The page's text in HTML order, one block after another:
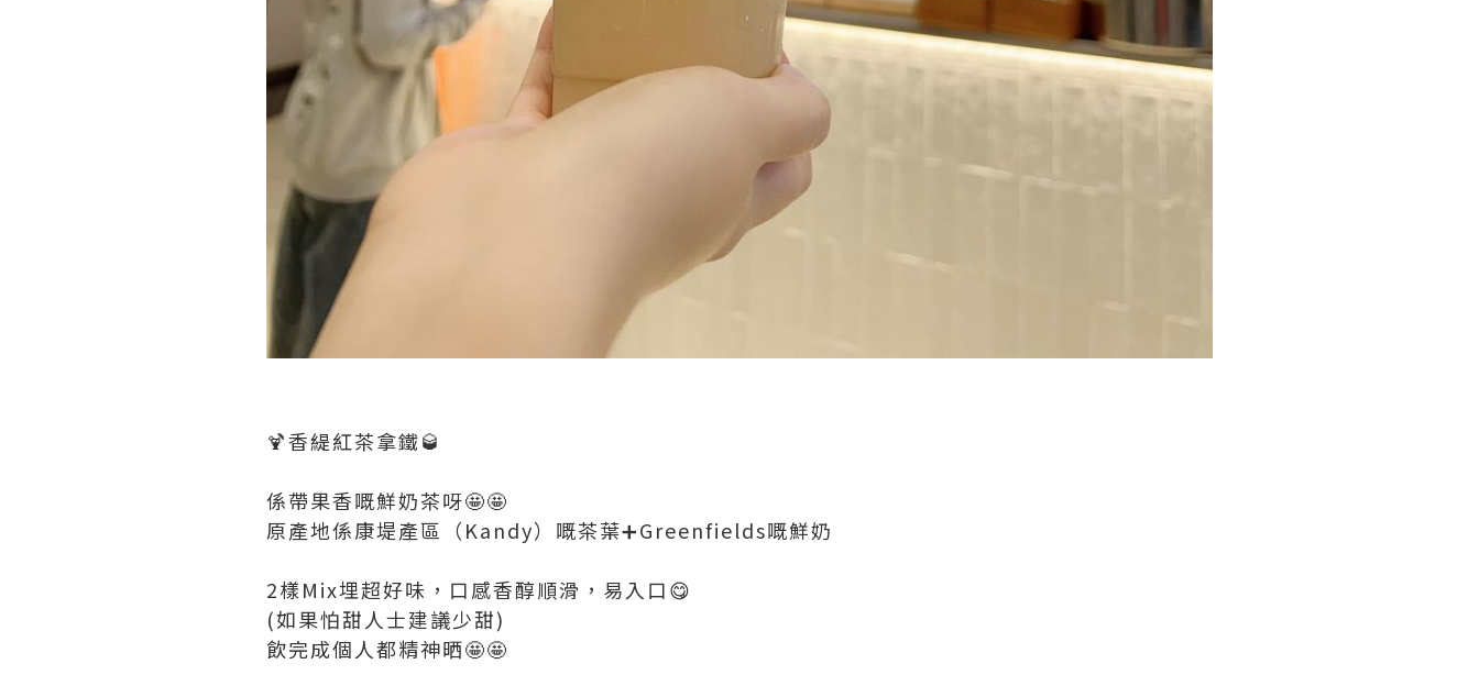
🍹香緹紅茶拿鐵🥃
係帶果香嘅鮮奶茶呀🤩🤩
原產地係康堤產區（Kandy）嘅茶葉➕Greenfields嘅鮮奶
2樣Mix埋超好味，口感香醇順滑，易入口😋
(如果怕甜人士建議少甜)
飲完成個人都精神晒🤩🤩